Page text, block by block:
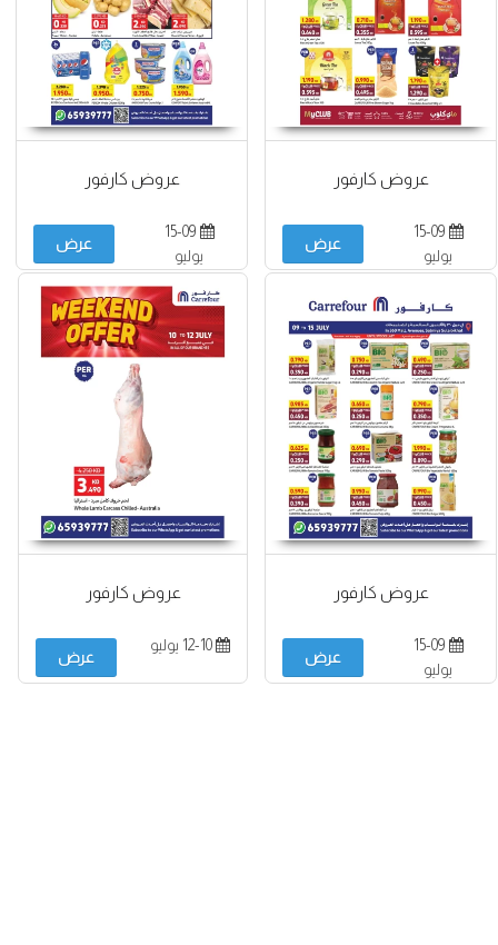
عروض كارفور
15-09
يوليو
عرض
عروض كارفور
15-09
يوليو
عرض
عروض كارفور
15-09
يوليو
عرض
عروض كارفور
12-10 يوليو
عرض